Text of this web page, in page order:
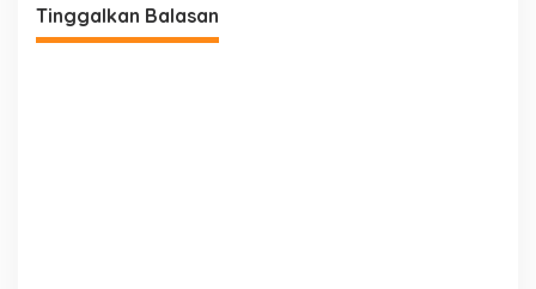
Tinggalkan Balasan